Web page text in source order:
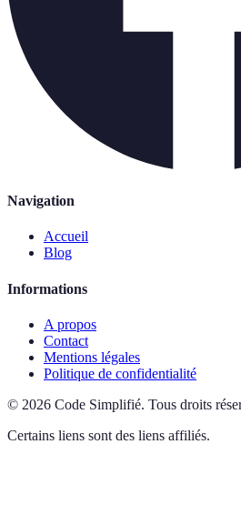
Navigation
Accueil
Blog
Informations
A propos
Contact
Mentions légales
Politique de confidentialité
© 2026 Code Simplifié. Tous droits
Certains liens sont des liens affiliés.